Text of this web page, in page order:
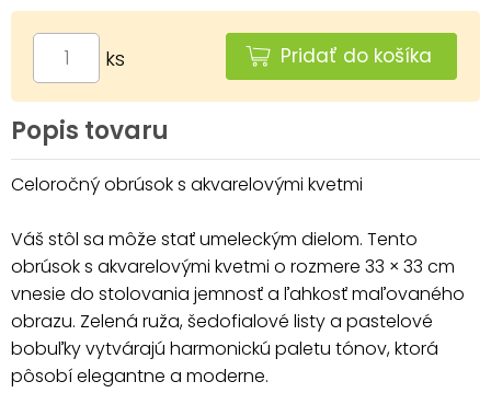
ks Pridať do košíka
Popis tovaru
Celoročný obrúsok s akvarelovými kvetmi
Váš stôl sa môže stať umeleckým dielom. Tento
obrúsok s akvarelovými kvetmi o rozmere 33 × 33 cm
vnesie do stolovania jemnosť a ľahkosť maľovaného
obrazu. Zelená ruža, šedofialové listy a pastelové
bobuľky vytvárajú harmonickú paletu tónov, ktorá
pôsobí elegantne a moderne.